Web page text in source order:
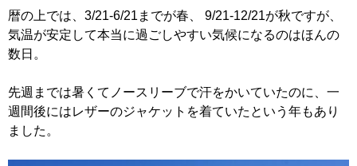
暦の上では、3/21-6/21までが春、 9/21-12/21が秋ですが、
気温が安定して本当に過ごしやすい気候になるのはほんの
数日。
先週までは暑くてノースリーブで汗をかいていたのに、一
週間後にはレザーのジャケットを着ていたという年もあり
ました。